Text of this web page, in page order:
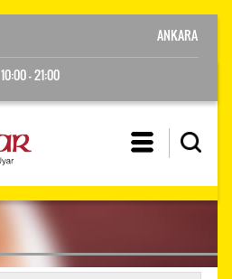
10:00 - 21:00
ANKARA